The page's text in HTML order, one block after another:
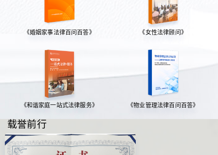
《婚姻家事法律百问百答》 《女性法律顾问》
《和谐家庭一站式法律服务》 《物业管理法律百问百答》
载誉前行